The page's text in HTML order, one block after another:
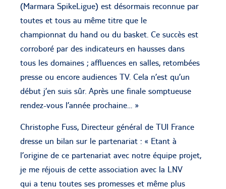
(Marmara SpikeLigue) est désormais reconnue par
toutes et tous au même titre que le
championnat du hand ou du basket. Ce succès est
corroboré par des indicateurs en hausses dans
tous les domaines ; affluences en salles, retombées
presse ou encore audiences TV. Cela n’est qu’un
début j’en suis sûr. Après une finale somptueuse
rendez-vous l’année prochaine… »
Christophe Fuss, Directeur général de TUI France
dresse un bilan sur le partenariat : « Etant à
l’origine de ce partenariat avec notre équipe projet,
je me réjouis de cette association avec la LNV
qui a tenu toutes ses promesses et même plus